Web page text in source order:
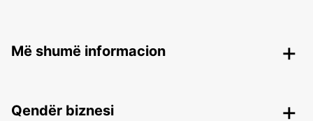
Më shumë informacion
Qendër biznesi